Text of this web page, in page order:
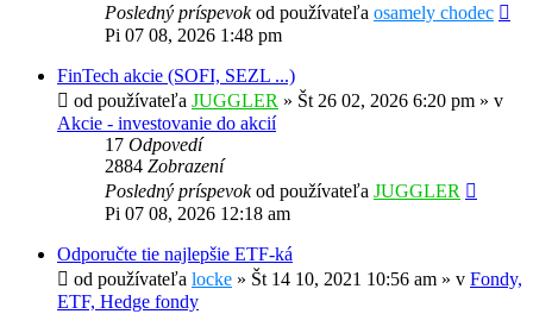
Posledný príspevokod používateľa osamely chodec
Pi 07 08, 2026 1:48 pm
FinTech akcie (SOFI, SEZL ...)
od používateľa JUGGLER » Št 26 02, 2026 6:20 pm » v
Akcie - investovanie do akcií
17 Odpovedí
2884 Zobrazení
Posledný príspevokod používateľa JUGGLER
Pi 07 08, 2026 12:18 am
Odporučte tie najlepšie ETF-ká
od používateľa locke » Št 14 10, 2021 10:56 am » v Fondy,
ETF, Hedge fondy